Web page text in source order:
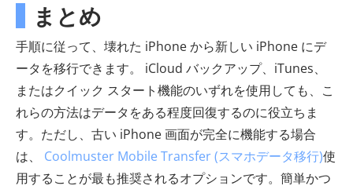
まとめ
手順に従って、壊れた iPhone から新しい iPhone にデ
ータを移行できます。 iCloud バックアップ、iTunes、
またはクイック スタート機能のいずれを使用しても、こ
れらの方法はデータをある程度回復するのに役立ちま
す。ただし、古い iPhone 画面が完全に機能する場合
は、 Coolmuster Mobile Transfer (スマホデータ移行)使
用することが最も推奨されるオプションです。簡単かつ